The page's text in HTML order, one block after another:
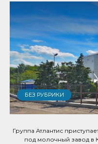
БЕЗ РУБРИКИ
Группа Атлантис
под молочный завод в